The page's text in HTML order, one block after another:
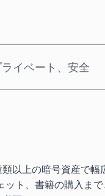
イベート、安全
以上の暗号資産で幅
ト、書籍の購入ま